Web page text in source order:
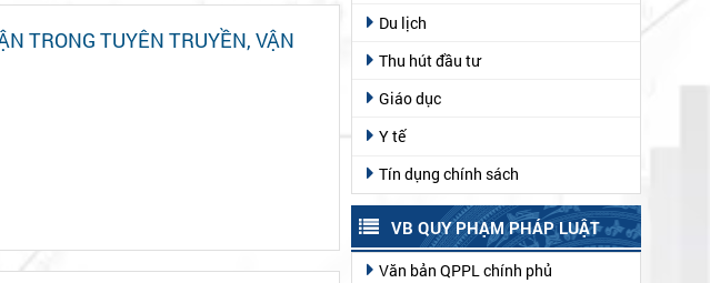
TRONG TUYÊN TRUYỀN, VẬN
Du lịch
Thu hút đầu tư
Giáo dục
Y tế
Tín dụng chính sách
VB QUY PHẠM PHÁP LUẬT
Văn bản QPPL chính phủ